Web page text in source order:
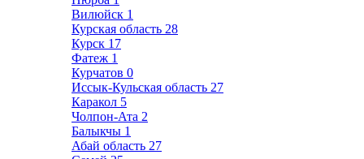
Вилюйск 1
Курская область 28
Курск 17
Фатеж 1
Курчатов 0
Иссык-Кульская область 27
Каракол 5
Чолпон-Ата 2
Балыкчы 1
Абай область 27